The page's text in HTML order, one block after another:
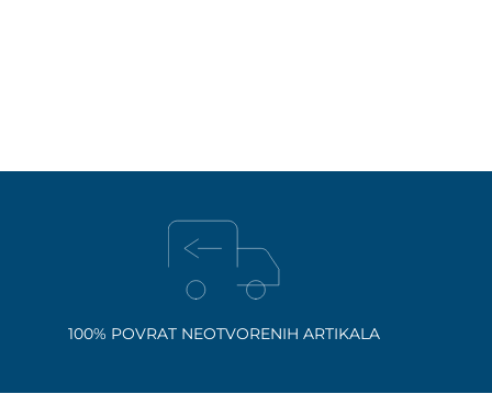
100% POVRAT NEOTVORENIH ARTIKALA